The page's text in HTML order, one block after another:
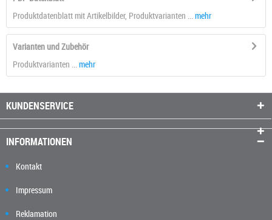
Produktdatenblatt mit Artikelbilder, Produktvarianten ... mehr
Varianten und Zubehör
Produktvarianten ... mehr
KUNDENSERVICE
INFORMATIONEN
Kontakt
Impressum
Reklamation